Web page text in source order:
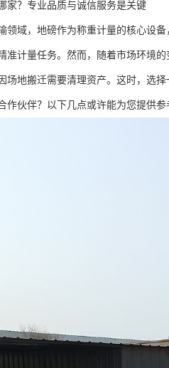
家？专业品质与诚信服务是关键
领域，地磅作为称重计量的核心设
准计量任务。然而，随着市场环境
场地搬迁需要清理资产。这时，选
作伙伴？以下几点或许能为您提供参